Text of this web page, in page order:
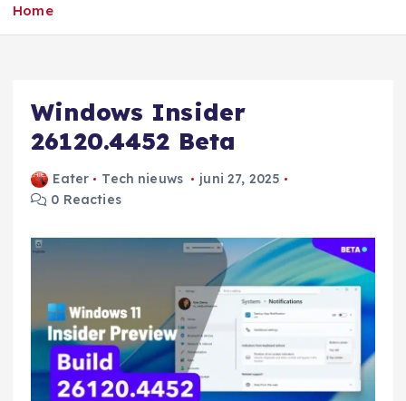
Home
Windows Insider
26120.4452 Beta
Eater Tech nieuws
juni 27, 2025
0 Reacties